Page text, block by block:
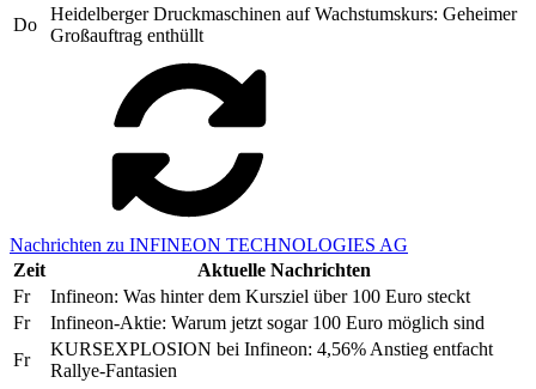
Do
Heidelberger Druckmaschinen auf Wachstumskurs: Geheimer
Großauftrag enthüllt
Nachrichten zu INFINEON TECHNOLOGIES AG
Zeit
Aktuelle Nachrichten
Fr
Infineon: Was hinter dem Kursziel über 100 Euro steckt
Fr
Infineon-Aktie: Warum jetzt sogar 100 Euro möglich sind
Fr
KURSEXPLOSION bei Infineon: 4,56% Anstieg entfacht
Rallye-Fantasien